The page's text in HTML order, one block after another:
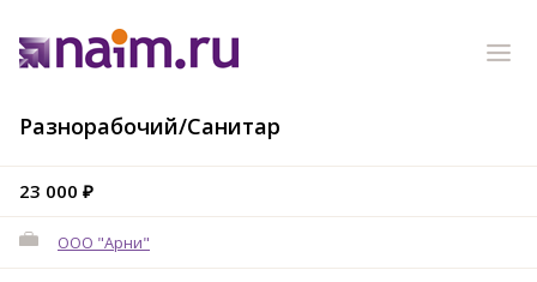
Разнорабочий/Санитар
23 000 ₽
ООО "Арни"